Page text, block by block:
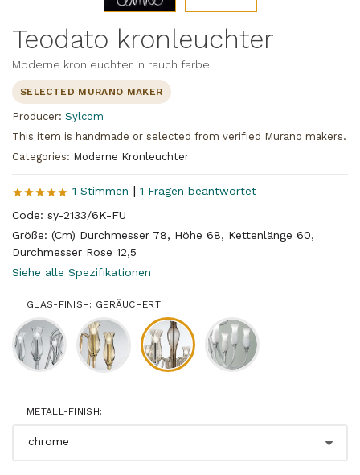
Teodato kronleuchter
Moderne kronleuchter in rauch farbe
SELECTED MURANO MAKER
Producer: Sylcom
This item is handmade or selected from verified Murano makers.
Categories: Moderne Kronleuchter
1 Stimmen | 1 Fragen beantwortet
Code: sy-2133/6K-FU
Größe: (Cm) Durchmesser 78, Höhe 68, Kettenlänge 60,
Durchmesser Rose 12,5
Siehe alle Spezifikationen
GLAS-FINISH: GERÄUCHERT
METALL-FINISH: